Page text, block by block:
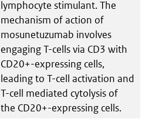
lymphocyte stimulant. The
mechanism of action of
mosunetuzumab involves
engaging T-cells via CD3 with
CD20+-expressing cells,
leading to T-cell activation and
T-cell mediated cytolysis of
the CD20+-expressing cells.